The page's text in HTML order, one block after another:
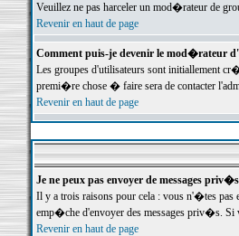
Veuillez ne pas harceler un mod�rateur de
Revenir en haut de page
Comment puis-je devenir le mod�rateur
Les groupes d'utilisateurs sont initiallement
premi�re chose � faire sera de contacter
Revenir en haut de page
Je ne peux pas envoyer de messages
Il y a trois raisons pour cela : vous n'�tes
emp�che d'envoyer des messages priv�s. Si
Revenir en haut de page